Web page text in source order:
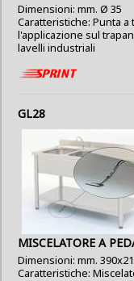
Dimensioni: mm. Ø 35
Caratteristiche: Punta a
l'applicazione sul
lavelli industriali
GL28
MISCELATORE A
Dimensioni: mm.
Caratteristiche: